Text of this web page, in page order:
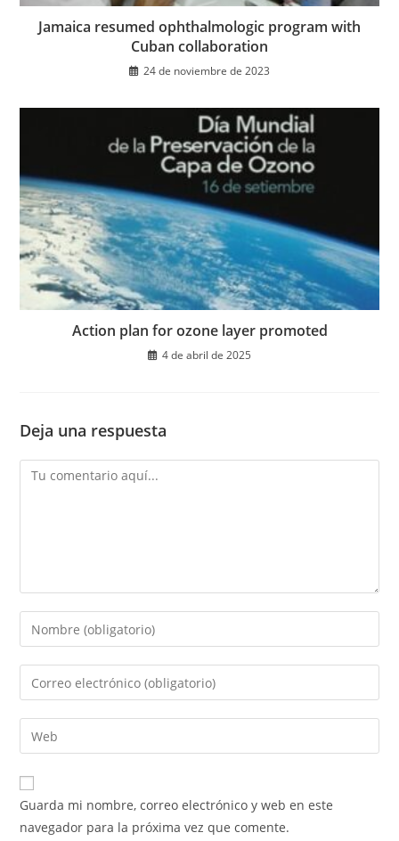
Jamaica resumed ophthalmologic program with
Cuban collaboration
24 de noviembre de 2023
Action plan for ozone layer promoted
4 de abril de 2025
Deja una respuesta
Comentario
Introduce
tu
nombre
de
usuario
para
comentar
Introduce
tu
dirección
de
electrónico
para
comentar
Introduce
la
URL
de
Guarda mi nombre, correo electrónico y web en este
navegador para la próxima vez que comente.